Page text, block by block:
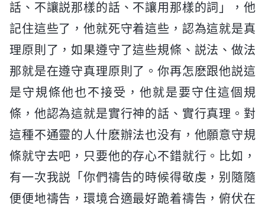
話、不讓説那樣的話、不讓用那樣的詞」，他
記住這些了，他就死守着這些，認為這就是真
理原則了，如果遵守了這些規條、説法、做法
那就是在遵守真理原則了。你再怎麽跟他説這
是守規條他也不接受，他就是要守住這個規
條，他認為這就是實行神的話、實行真理。對
這種不通靈的人什麽辦法也没有，他願意守規
條就守去吧，只要他的存心不錯就行。比如，
有一次我説「你們禱告的時候得敬虔，别隨隨
便便地禱告，環境合適最好跪着禱告，俯伏在